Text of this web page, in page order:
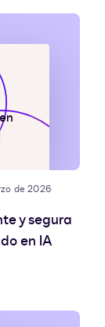
de 2026
y segura
en IA